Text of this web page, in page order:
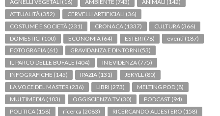
AGNELLI VEGETALI (16) AMBIENTE (743) ANIMALI (142)
ATTUALITÀ (352) CERVELLI ARTIFICIALI (36)
COSTUME E SOCIETÀ (231) CRONACA (1337) CULTURA (366)
DOMESTICI (100) ECONOMIA (64) ESTERI (78) eventi (187)
FOTOGRAFIA (61) GRAVIDANZA E DINTORNI (53)
IL PARCO DELLE BUFALE (404) IN EVIDENZA (775)
INFOGRAFICHE (145) IPAZIA (131) JEKYLL (80)
LA VOCE DEL MASTER (236) LIBRI (273) MELTING POD (8)
MULTIMEDIA (103) OGGISCIENZA TV (30) PODCAST (94)
POLITICA (158) ricerca (2083) RICERCANDO ALL'ESTERO (158)